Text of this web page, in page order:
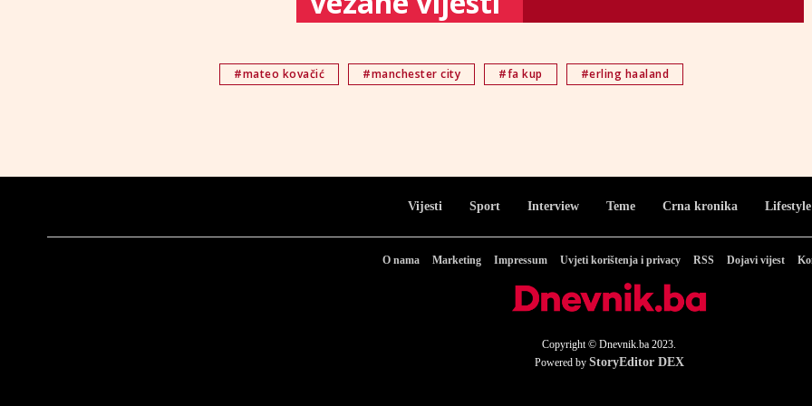
#mateo kovačić #manchester city #fa kup #erling haaland
Vijesti Sport Interview Teme Crna kronika Lifestyle
O nama Marketing Impressum Uvjeti korištenja i privacy RSS Dojavi vijest
Copyright © Dnevnik.ba 2023.
Powered by StoryEditor DEX